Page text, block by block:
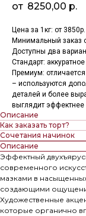
8250,00 р.
Цена за 1кг: от 3850р.
Минимальный заказ
Доступны два
Стандарт:
Премиум:
– используются
деталей и более
выглядит эффектнее
Описание
Как заказать торт?
Сочетания начинок
Описание
Эффектный
современного
мазками в
создающими
Художественные
которые органично